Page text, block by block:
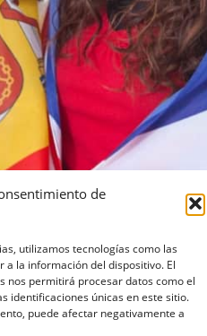
de
utilizamos tecnologías como las
la información del dispositivo. El
nos permitirá procesar datos como el
identificaciones únicas en este sitio.
puede afectar negativamente a